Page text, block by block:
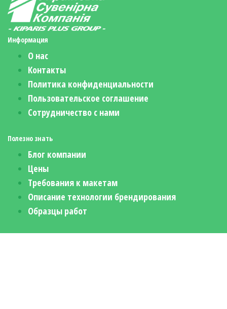
Информация
О нас
Контакты
Политика конфиденциальности
Пользовательское соглашение
Сотрудничество с нами
Полезно знать
Блог компании
Цены
Требования к макетам
Описание технологии брендирования
Образцы работ